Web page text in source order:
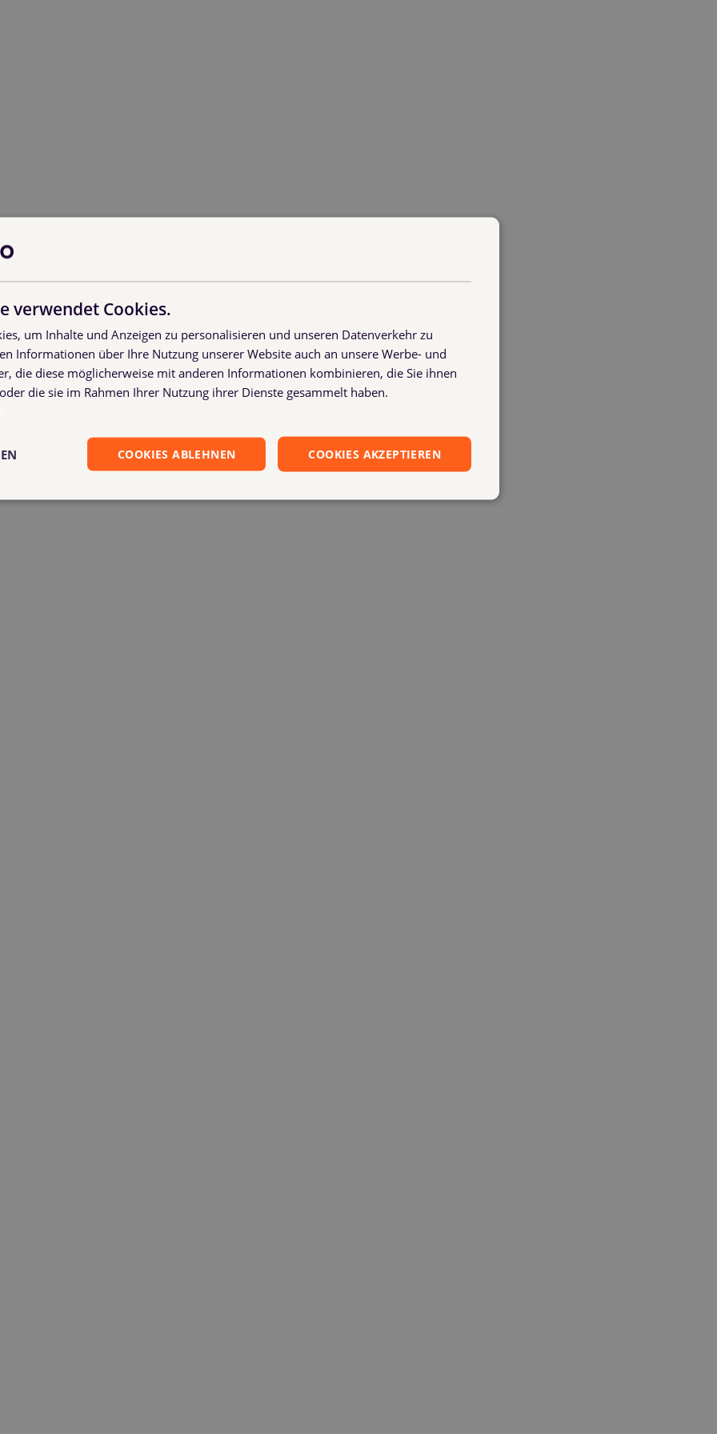
dem Alltag:
raus und bekommt C-Qualität zurück. Der Wertunterschied? Bis zu 10 Euro pro Palette. Bei
32 Paletten werden verladen, aber 2 extra für die Ladungssicherung kommen dazu und werden nie
100 LKW pro Tag verliert Ihr mehrere Hundert Euro täglich.
"irgendwie" pflegt – mal 10 rein, mal 5 raus – hat keinerlei Nachweis, ob die Zahlen stimmen. Ohne
weiß niemand, ob wirklich etwas fehlt.
verwendet Cookies.
um Inhalte und Anzeigen zu personalisieren und unseren Datenverkehr zu
Informationen über Ihre Nutzung unserer Website auch an unsere Werbe- und
die diese möglicherweise mit anderen Informationen kombinieren, die Sie ihnen
die sie im Rahmen Ihrer Nutzung ihrer Dienste gesammelt haben.
COOKIES AKZEPTIEREN
COOKIES ABLEHNEN